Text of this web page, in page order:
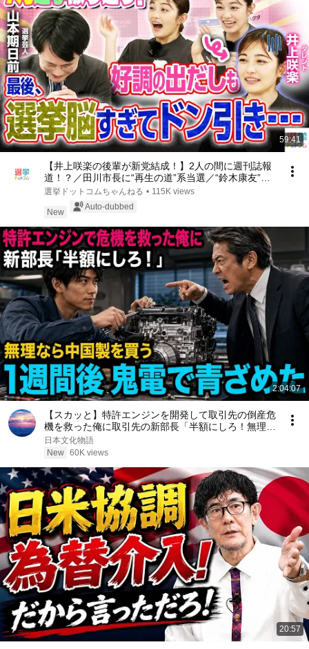
59:41
【井上咲楽の後輩が新党結成！】2人の間に週刊誌報
道！？／田川市長に“再生の道”系当選／“鈴木康友”氏
が事務所侵入で辞職願【井上咲楽×山本期日前】｜選
挙ドットコムちゃんねる
選挙ドットコムちゃんねる • 115K views
New
Auto-dubbed
2:04:07
【スカッと】特許エンジンを開発して取引先の倒産危
機を救った俺に取引先の新部長「半額にしろ！無理な
ら中国製を買う」1週間後、部長から鬼電→俺「お宅
の競合と5倍で独占契約済みです」
日本文化物語
New 60K views
20:57